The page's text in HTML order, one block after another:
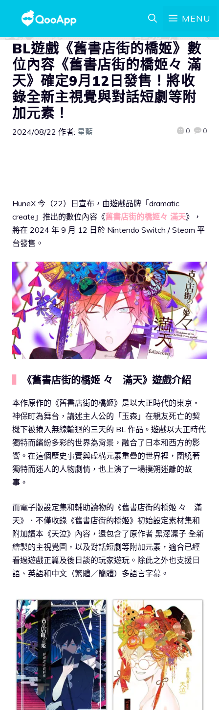
MENU
BL遊戲《舊書店街的橋姬》數
位內容《舊書店街的橋姬々 滿
天》確定9月12日發售！將收
錄全新主視覺與對話短劇等附
加元素！
2024/08/22 作者: 星藍 0 0
HuneX 今（22）日宣布，由遊戲品牌「dramatic
create」推出的數位內容《舊書店街的橋姬々 滿天》，
將在 2024 年 9 月 12 日於 Nintendo Switch / Steam 平
台發售。
《舊書店街的橋姬 々 滿天》遊戲介紹
本作原作的《舊書店街的橋姬》是以大正時代的東京・
神保町為舞台，講述主人公的「玉森」在親友死亡的契
機下被捲入無線輪迴的三天的 BL 作品。遊戲以大正時代
獨特而繽紛多彩的世界為背景，融合了日本和西方的影
響。在這個歷史事實與虛構元素重疊的世界裡，圍繞著
獨特而迷人的人物劇情，也上演了一場撲朔迷離的故
事。
而電子版設定集和輔助讀物的《舊書店街的橋姬 々 滿
天》．不僅收錄《舊書店街的橋姬》初始設定素材集和
附加讀本《天泣》內容，還包含了原作者 黑澤凜子 全新
繪製的主視覺圖，以及對話短劇等附加元素，適合已經
看過遊戲正篇及後日談的玩家遊玩。除此之外也支援日
語、英語和中文（繁體／簡體）多語言字幕。